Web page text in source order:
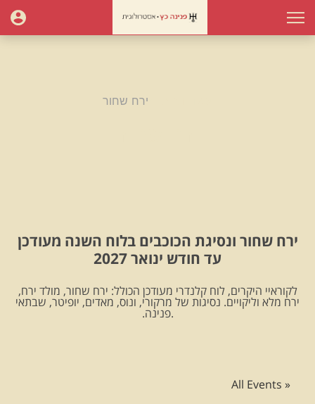
ירח שחור
ירח שחור ונסיגת הכוכבים בלוח השנה מעודכן
עד חודש ינואר 2027
לקוראיי היקרים, לוח קלנדרי מעודכן הכולל: ירח שחור, מולד ירח,
ירח מלא וליקויים. נסיגות של מרקורי, ונוס, מאדים, יופיטר, שבתאי
.פנינה.
« All Events